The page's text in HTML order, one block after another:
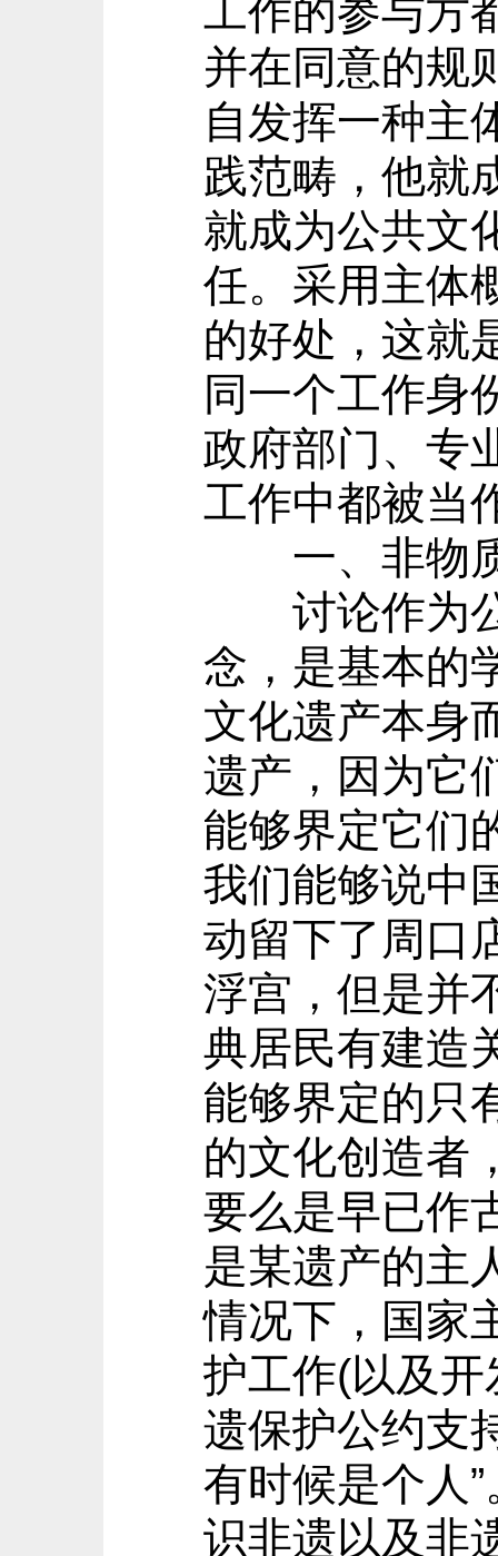
工作的参与方
并在同意的规
自发挥一种主
践范畴，他就
就成为公共文
任。采用主体
的好处，这就
同一个工作身
政府部门、专
工作中都被当
一、非物质
讨论作为公
念，是基本的
文化遗产本身
遗产，因为它
能够界定它们
我们能够说中
动留下了周口
浮宫，但是并
典居民有建造
能够界定的只
的文化创造者
要么是早已作
是某遗产的主
情况下，国家
护工作(以及
遗保护公约支
有时候是个人
识非遗以及非